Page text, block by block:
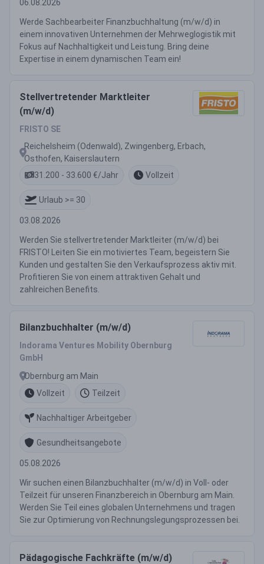
06.08.2026
Werde Sachbearbeiter Finanzbuchhaltung (m/w/d) in
einem innovativen Unternehmen der Mehrweglogistik mit
Fokus auf Nachhaltigkeit und Leistung. Bring deine
Expertise in einem dynamischen Team ein!
Stellvertretender Marktleiter
(m/w/d)
FRISTO SE
Reichelsheim (Odenwald), Zwingenberg, Erbach,
Osthofen, Kaiserslautern
31.200 - 33.600 €/Jahr
Vollzeit
Urlaub >= 30
03.08.2026
Werden Sie stellvertretender Marktleiter (m/w/d) bei
FRISTO! Leiten Sie ein motiviertes Team, begeistern Sie
Kunden und gestalten Sie den Verkaufsprozess aktiv mit.
Profitieren Sie von einem attraktiven Gehalt und
zahlreichen Benefits.
Bilanzbuchhalter (m/w/d)
Indorama Ventures Mobility Obernburg
GmbH
Obernburg am Main
Vollzeit
Teilzeit
Nachhaltiger Arbeitgeber
Gesundheitsangebote
05.08.2026
Wir suchen einen Bilanzbuchhalter (m/w/d) in Voll- oder
Teilzeit für unseren Finanzbereich in Obernburg am Main.
Werden Sie Teil eines globalen Unternehmens und tragen
Sie zur Optimierung von Rechnungslegungsprozessen bei.
Pädagogische Fachkräfte (m/w/d)